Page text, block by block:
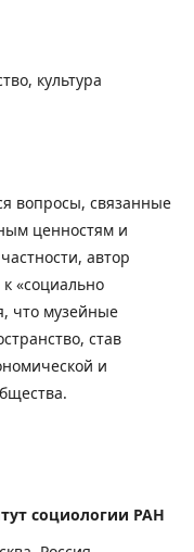
культура
вопросы, связанные
ценностям и
автор
«социально
что музейные
став
и
социологии РАН